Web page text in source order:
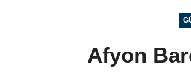
Afyon